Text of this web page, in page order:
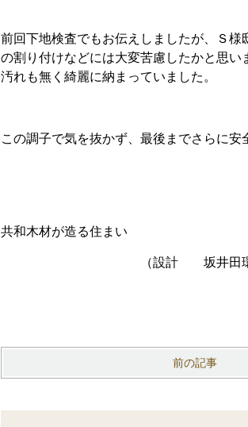
前回下地検査でもお伝えしましたが、Ｓ
の割り付けなどには大変苦慮したかと思
汚れも無く綺麗に納まっていました。
この調子で気を抜かず、最後までさらに
共和木材が造る住まい
（設計 坂井田環作
前の記事